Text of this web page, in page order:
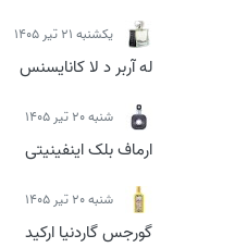
يكشنبه 21 تیر 1405
له آربر د لا کانایسنس
شنبه 20 تیر 1405
ارماف بلک اینفینیتی
شنبه 20 تیر 1405
گورجس گاردنیا ارکید